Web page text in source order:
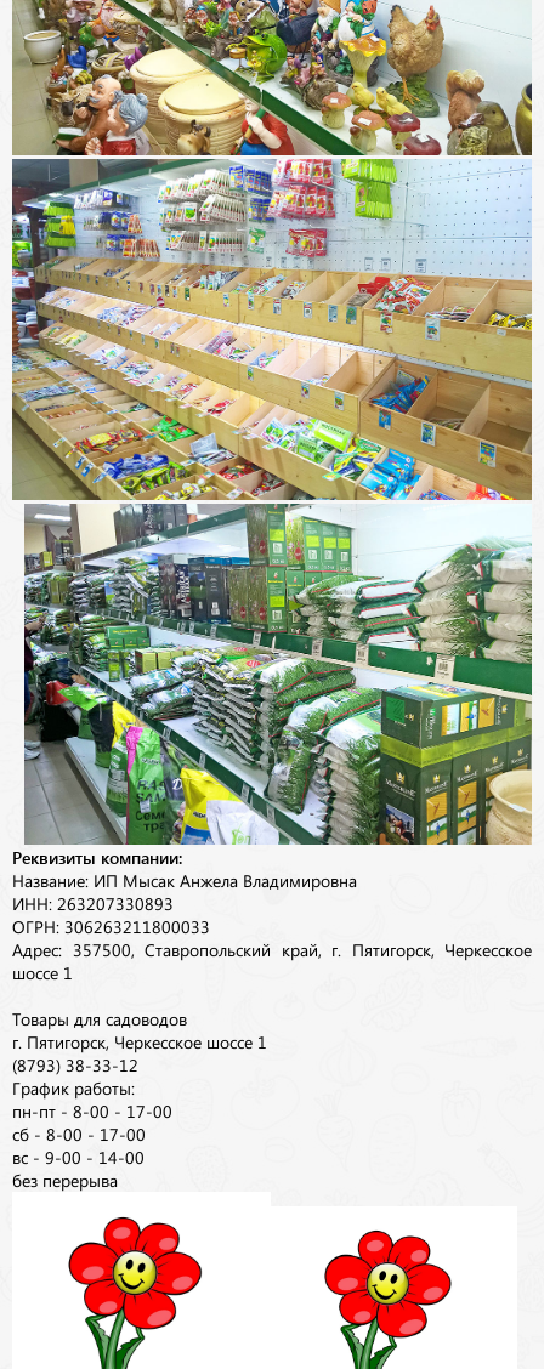
Реквизиты компании:
Название: ИП Мысак Анжела Владимировна
ИНН: 263207330893
ОГРН: 306263211800033
Адрес: 357500, Ставропольский край, г. Пятигорск, Черкесское
шоссе 1
Товары для садоводов
г. Пятигорск, Черкесское шоссе 1
(8793) 38-33-12
График работы:
пн-пт - 8-00 - 17-00
сб - 8-00 - 17-00
вс - 9-00 - 14-00
без перерыва